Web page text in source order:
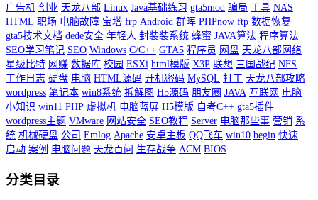
广告机 创业 天龙八部 Linux Java基础练习 gta5mod 骗局 工具 NAS
HTML 职场 电脑故障 宝塔 frp Android 群晖 PHPnow ftp 数据恢复
gta5技术文档 dede安全 年轻人 封装装系统 蜂蜜 JAVA算法 程序算法
SEO学习笔记 SEO Windows C/C++ GTA5 程序员 网盘 天龙八部网络
星级比特 网赚 数据库 校园 ESXi html模版 X3P 联想 三国战纪 NFS
工作日志 硬盘 电脑 HTML源码 开机密码 MySQL 打工 天龙八部攻略
wordpress 笔记本 win8系统 拆解图 H5源码 朋友圈 JAVA 互联网 电脑
小知识 win11 PHP 虚拟机 电脑蓝屏 H5模版 自考C++ gta5插件
wordpress主题 VMware 网站安全 SEO教程 Server 电脑那些事 营销 系
统 机械硬盘 公司 Emlog Apache 安卓主板 QQ飞车 win10 begin 快速
启动 案例 电脑问题 天龙百问 生存战争 ACM BIOS
分类目录